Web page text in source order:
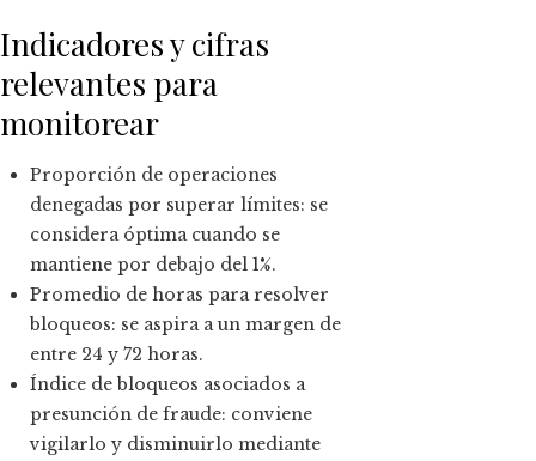
Indicadores y cifras
relevantes para
monitorear
Proporción de operaciones
denegadas por superar límites: se
considera óptima cuando se
mantiene por debajo del 1%.
Promedio de horas para resolver
bloqueos: se aspira a un margen de
entre 24 y 72 horas.
Índice de bloqueos asociados a
presunción de fraude: conviene
vigilarlo y disminuirlo mediante